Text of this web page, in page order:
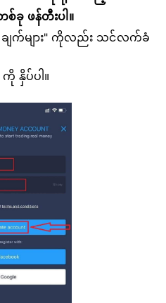
ခု ဖန်တီးပါ။
က်များ" ကိုလည်း သင်လက်ခံ
နှိပ်ပါ။